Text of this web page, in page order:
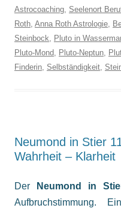
Astrocoaching, Seelenort
Roth, Anna Roth Astrologie,
Steinbock, Pluto in
Pluto-Mond, Pluto-Neptun,
Finderin, Selbständigkeit,
Neumond in Stier
Wahrheit – Klarheit
Der Neumond in
Aufbruchstimmung.